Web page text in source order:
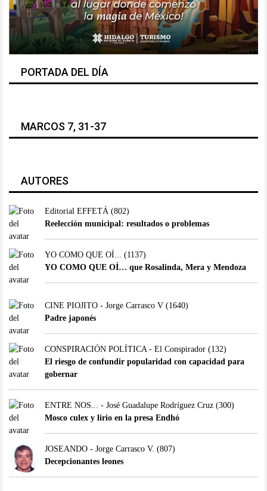
PORTADA DEL DÍA
MARCOS 7, 31-37
AUTORES
Editorial EFFETÁ (802)
Reelección municipal: resultados o problemas
YO COMO QUE OÍ...
(1137)
YO COMO QUE OÍ… que Rosalinda, Mera y Mendoza
CINE PIOJITO - Jorge Carrasco V(1640)
Padre japonés
CONSPIRACIÓN POLÍTICA - El Conspirador(132)
El riesgo de confundir popularidad con capacidad para
gobernar
ENTRE NOS... - José Guadalupe Rodríguez Cruz(300)
Mosco culex y lirio en la presa Endhó
JOSEANDO - Jorge Carrasco V. (807)
Decepcionantes leones